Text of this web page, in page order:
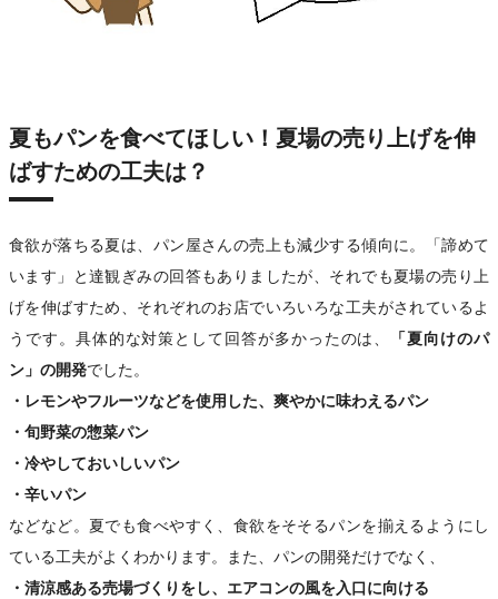
夏もパンを食べてほしい！夏場の売り上げを伸
ばすための工夫は？
食欲が落ちる夏は、パン屋さんの売上も減少する傾向に。「諦めて
います」と達観ぎみの回答もありましたが、それでも夏場の売り上
げを伸ばすため、それぞれのお店でいろいろな工夫がされているよ
うです。具体的な対策として回答が多かったのは、
「夏向けのパ
ン」の開発でした。
・レモンやフルーツなどを使用した、爽やかに味わえるパン
・旬野菜の惣菜パン
・冷やしておいしいパン
・辛いパン
などなど。夏でも食べやすく、食欲をそそるパンを揃えるようにし
ている工夫がよくわかります。また、パンの開発だけでなく、
・清涼感ある売場づくりをし、エアコンの風を入口に向ける